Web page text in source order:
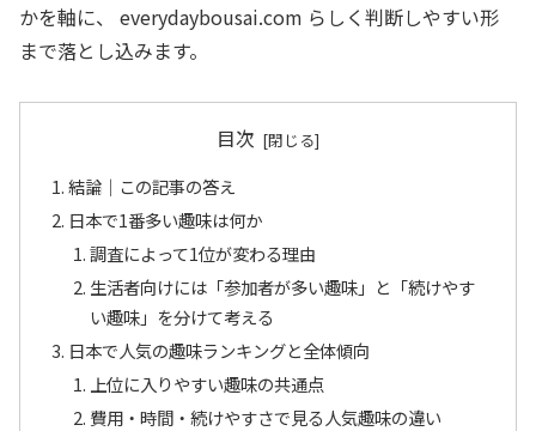
かを軸に、 everydaybousai.com らしく判断しやすい形
まで落とし込みます。
目次
結論｜この記事の答え
日本で1番多い趣味は何か
調査によって1位が変わる理由
生活者向けには「参加者が多い趣味」と「続けやす
い趣味」を分けて考える
日本で人気の趣味ランキングと全体傾向
上位に入りやすい趣味の共通点
費用・時間・続けやすさで見る人気趣味の違い